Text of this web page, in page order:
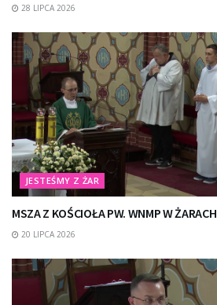
28 LIPCA 2026
JESTEŚMY Z ŻAR
MSZA Z KOŚCIOŁA PW. WNMP W ŻARACH
20 LIPCA 2026